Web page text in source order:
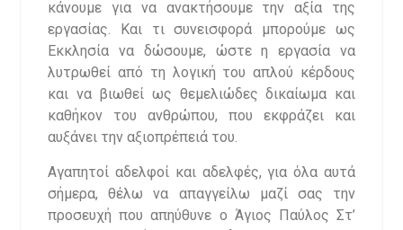
κάνουμε για να ανακτήσουμε την αξία της
εργασίας. Και τι συνεισφορά μπορούμε ως
Εκκλησία να δώσουμε, ώστε η εργασία να
λυτρωθεί από τη λογική του απλού κέρδους
και να βιωθεί ως θεμελιώδες δικαίωμα και
καθήκον του ανθρώπου, που εκφράζει και
αυξάνει την αξιοπρέπειά του.
Αγαπητοί αδελφοί και αδελφές, για όλα αυτά
σήμερα, θέλω να απαγγείλω μαζί σας την
προσευχή που απηύθυνε ο Άγιος Παύλος Στ’